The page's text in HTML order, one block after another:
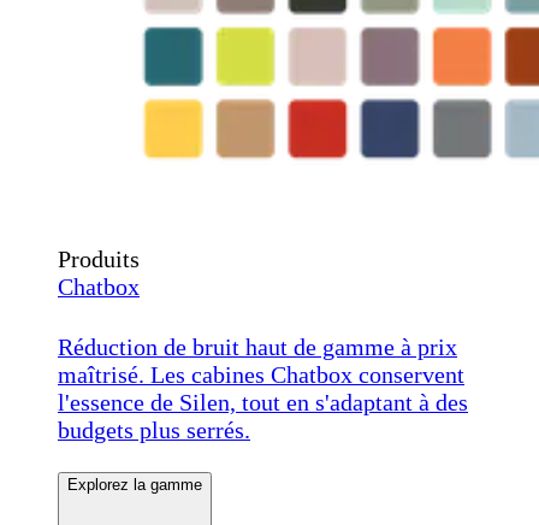
Produits
Chatbox
Réduction de bruit haut de gamme à prix
maîtrisé. Les cabines Chatbox conservent
l'essence de Silen, tout en s'adaptant à des
budgets plus serrés.
Explorez la gamme